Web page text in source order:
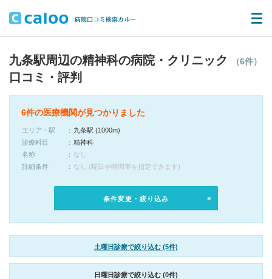
九条駅周辺の精神科の病院・クリニック （6件）
口コミ・評判
6件の医療機関が見つかりました
エリア・駅
九条駅 (1000m)
診療科目
精神科
名称
なし
詳細条件
なし (曜日や時間帯を指定できます)
条件変更・絞り込み
土曜日診療で絞り込む (5件)
日曜日診療で絞り込む (0件)